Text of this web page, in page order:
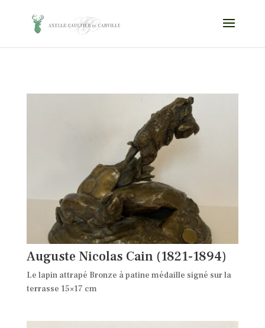
Auguste Nicolas Cain (1821-1894)
Le lapin attrapé Bronze à patine médaille signé sur la
terrasse 15×17 cm